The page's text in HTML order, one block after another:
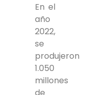
En el
año
2022,
se
produjeron
1.050
millones
de